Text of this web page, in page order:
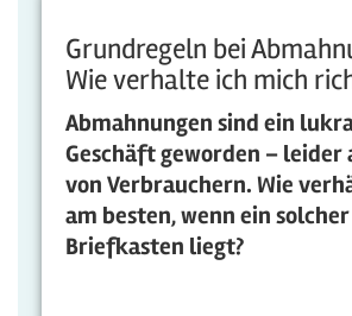
Grundregeln bei
Wie verhalte ich mich
Abmahnungen sind ein
Geschäft geworden – leider
von Verbrauchern. Wie
am besten, wenn ein
Briefkasten liegt?